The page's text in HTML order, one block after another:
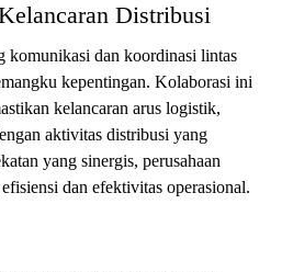
Distribusi
komunikasi dan koordinasi lintas
kepentingan. Kolaborasi ini
kelancaran arus logistik,
aktivitas distribusi yang
yang sinergis, perusahaan
dan efektivitas operasional.